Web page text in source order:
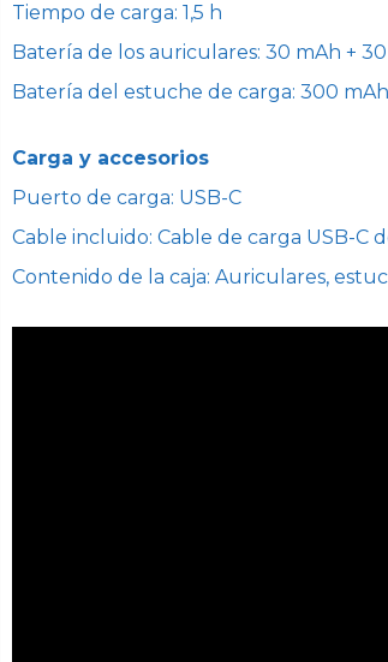
Tiempo de carga: 1,5 h
Batería de los auriculares: 30 mAh +
Batería del estuche de carga: 300 mAh
Carga y accesorios
Puerto de carga: USB-C
Cable incluido: Cable de carga USB-C
Contenido de la caja: Auriculares,